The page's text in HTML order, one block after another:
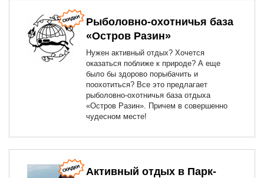
Рыболовно-охотничья база
«Остров Разин»
Нужен активный отдых? Хочется
оказаться поближе к природе? А еще
было бы здорово порыбачить и
поохотиться? Все это предлагает
рыболовно-охотничья база отдыха
«Остров Разин». Причем в совершенно
чудесном месте!
Активный отдых в Парк-